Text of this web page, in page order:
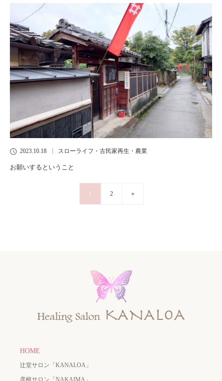
2023.10.18 スローライフ・古民家再生・農業
お願いするということ
1 2 »
HOME
辻堂サロン「KANALOA」
彦根サロン「NAKAIMA」